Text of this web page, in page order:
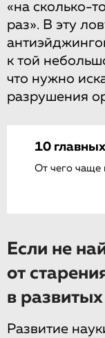
«на сколько-
раз». В эту
к той
что нужно
разрушения
10
От чего чаще
Если не
от
в
Развитие